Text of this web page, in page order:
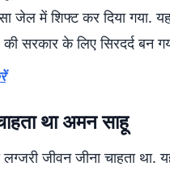
जेल में शिफ्ट कर दिया गया.
सरकार के लिए सिरदर्द बन
था अमन साहू
जीवन जीना चाहता था.